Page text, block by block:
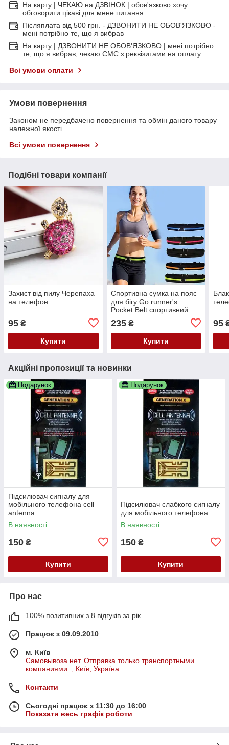
На карту | ЧЕКАЮ на ДЗВІНОК | обов'язково хочу
обговорити цікаві для мене питання
Післяплата від 500 грн. - ДЗВОНИТИ НЕ ОБОВ'ЯЗКОВО -
мені потрібно те, що я вибрав
На карту | ДЗВОНИТИ НЕ ОБОВ'ЯЗКОВО | мені потрібно
те, що я вибрав, чекаю СМС з реквізитами на оплату
Всі умови оплати
Умови повернення
Законом не передбачено повернення та обмін даного товару
належної якості
Всі умови повернення
Подібні товари компанії
Захист від пилу Черепаха
на телефон
95 ₴
Купити
Спортивна сумка на пояс
для бігу Go runner's
Pocket Belt спортивний
235₴
Купити
95
Акційні пропозиції та новинки
Подарунок
Підсилювач сигналу для
мобільного телефона cell
antenna
В наявності
150 ₴
Купити
Подарунок
Підсилювач слабкого сигналу
для мобільного телефона
В наявності
150 ₴
Купити
Про нас
100% позитивних з 8 відгуків за рік
Працює з 09.09.2010
м. Київ
Самовывоза нет. Отправка только транспортными
компаниями. , Київ, Україна
Контакти
Сьогодні працює з 11:30 до 16:00
Показати весь графік роботи